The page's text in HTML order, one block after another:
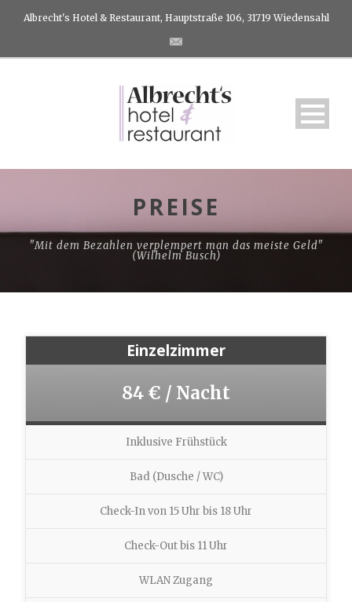
Albrecht's Hotel & Restaurant, Hauptstraße 106, 31719 Wiedensahl
PREISE
"Mit dem Bezahlen verplempert man das meiste Geld"
(Wilhelm Busch)
Einzelzimmer
84 € / Nacht
Inklusive Frühstück
Bad (Dusche / WC)
Check-In von 15 Uhr bis 18 Uhr
Check-Out bis 11 Uhr
WLAN Zugang